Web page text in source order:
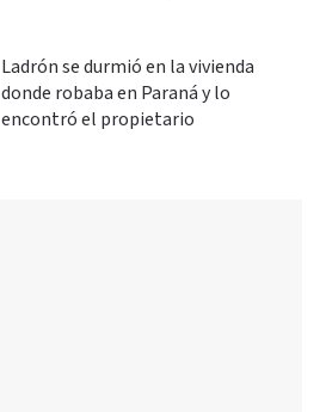
Ladrón se durmió en la vivienda
donde robaba en Paraná y lo
encontró el propietario